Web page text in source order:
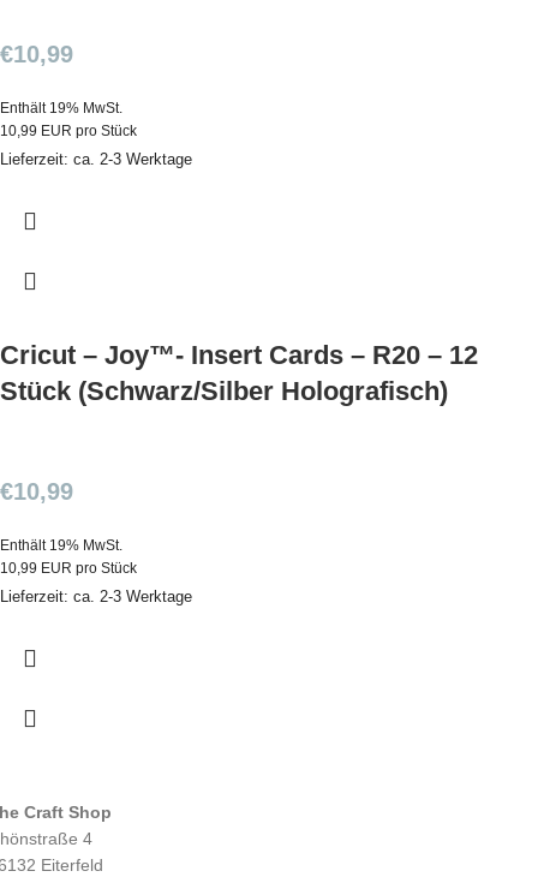
€10,99
Enthält 19% MwSt.
10,99 EUR pro Stück
Lieferzeit: ca. 2-3 Werktage
Cricut – Joy™- Insert Cards – R20 – 12
Stück (Schwarz/Silber Holografisch)
€10,99
Enthält 19% MwSt.
10,99 EUR pro Stück
Lieferzeit: ca. 2-3 Werktage
Craft Shop
4
Eiterfeld